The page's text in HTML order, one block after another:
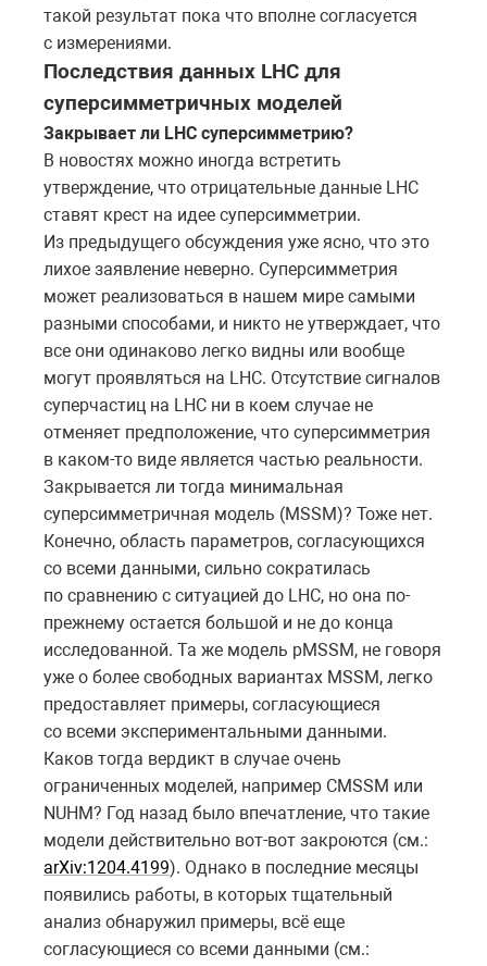
такой результат пока что вполне согласуется
с измерениями.
Последствия данных LHC для
суперсимметричных моделей
Закрывает ли LHC суперсимметрию?
В новостях можно иногда встретить
утверждение, что отрицательные данные LHC
ставят крест на идее суперсимметрии.
Из предыдущего обсуждения уже ясно, что это
лихое заявление неверно. Суперсимметрия
может реализоваться в нашем мире самыми
разными способами, и никто не утверждает, что
все они одинаково легко видны или вообще
могут проявляться на LHC. Отсутствие сигналов
суперчастиц на LHC ни в коем случае не
отменяет предположение, что суперсимметрия
в каком-то виде является частью реальности.
Закрывается ли тогда минимальная
суперсимметричная модель (MSSM)? Тоже нет.
Конечно, область параметров, согласующихся
со всеми данными, сильно сократилась
по сравнению с ситуацией до LHC, но она по-
прежнему остается большой и не до конца
исследованной. Та же модель pMSSM, не говоря
уже о более свободных вариантах MSSM, легко
предоставляет примеры, согласующиеся
со всеми экспериментальными данными.
Каков тогда вердикт в случае очень
ограниченных моделей, например CMSSM или
NUHM? Год назад было впечатление, что такие
модели действительно вот-вот закроются (см.:
arXiv:1204.4199). Однако в последние месяцы
появились работы, в которых тщательный
анализ обнаружил примеры, всё еще
согласующиеся со всеми данными (см.: